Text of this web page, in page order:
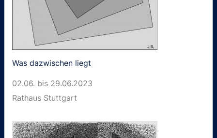
Was dazwischen liegt
02.06. bis 29.06.2023
Rathaus Stuttgart